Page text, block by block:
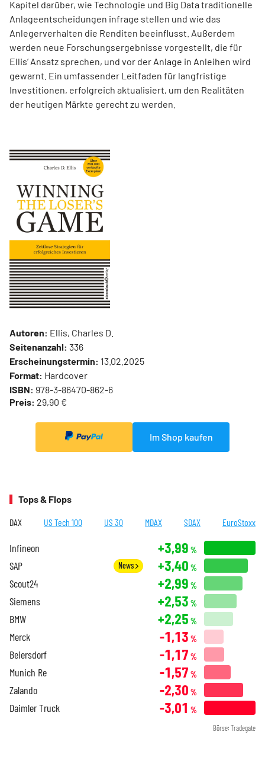
Kapitel darüber, wie Technologie und Big Data traditionelle
Anlageentscheidungen infrage stellen und wie das
Anlegerverhalten die Renditen beeinflusst. Außerdem
werden neue Forschungsergebnisse vorgestellt, die für
Ellis’ Ansatz sprechen, und vor der Anlage in Anleihen wird
gewarnt. Ein umfassender Leitfaden für langfristige
Investitionen, erfolgreich aktualisiert, um den Realitäten
der heutigen Märkte gerecht zu werden.
Autoren: Ellis, Charles D.
Seitenanzahl: 336
Erscheinungstermin: 13.02.2025
Format: Hardcover
ISBN: 978-3-86470-862-6
Preis: 29,90 €
Im Shop kaufen
Tops & Flops
DAX US Tech 100 US 30 MDAX SDAX EuroStoxx
Infineon +3,99 %
SAP News +3,40 %
Scout24 +2,99 %
Siemens +2,53 %
BMW +2,25 %
Merck -1,13 %
Beiersdorf -1,17 %
Munich Re -1,57 %
Zalando -2,30 %
Daimler Truck -3,01 %
Börse: Tradegate